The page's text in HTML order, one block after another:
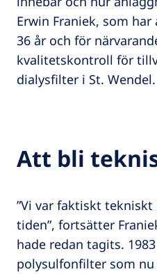
Erwin Franiek, som
36 år och för
kvalitetskontroll för
dialysfilter i St. Wendel.
Att bli
”Vi var faktiskt
tiden”, fortsätter
hade redan tagits.
polysulfonfilter som